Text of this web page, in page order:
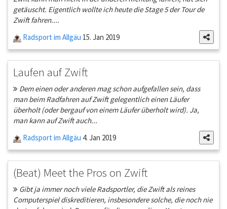
getäuscht. Eigentlich wollte ich heute die Stage 5 der Tour de
Zwift fahren....
Radsport im Allgäu 15. Jan 2019
Laufen auf Zwift
Dem einen oder anderen mag schon aufgefallen sein, dass
man beim Radfahren auf Zwift gelegentlich einen Läufer
überholt (oder bergauf von einem Läufer überholt wird). Ja,
man kann auf Zwift auch...
Radsport im Allgäu 4. Jan 2019
(Beat) Meet the Pros on Zwift
Gibt ja immer noch viele Radsportler, die Zwift als reines
Computerspiel diskreditieren, insbesondere solche, die noch nie